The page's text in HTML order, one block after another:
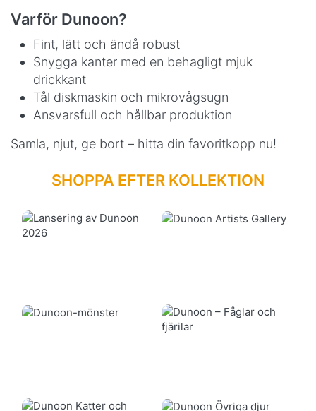
Varför Dunoon?
Fint, lätt och ändå robust
Snygga kanter med en behagligt mjuk
drickkant
Tål diskmaskin och mikrovågsugn
Ansvarsfull och hållbar produktion
Samla, njut, ge bort – hitta din favoritkopp nu!
SHOPPA EFTER KOLLEKTION